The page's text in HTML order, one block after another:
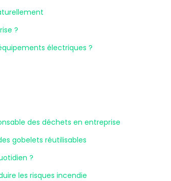
?
électriques ?
des déchets en entreprise
gobelets réutilisables
?
les risques incendie